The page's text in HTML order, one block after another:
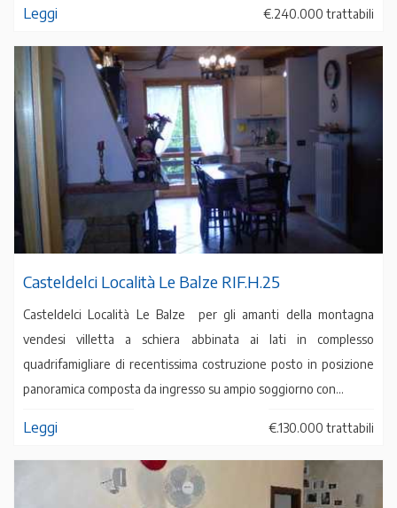
€.240.000 trattabili
Leggi
Casteldelci Località Le Balze RIF.H.25
Casteldelci Località Le Balze per gli amanti della montagna
vendesi villetta a schiera abbinata ai lati in complesso
quadrifamigliare di recentissima costruzione posto in posizione
panoramica composta da ingresso su ampio soggiorno con...
€.130.000 trattabili
Leggi